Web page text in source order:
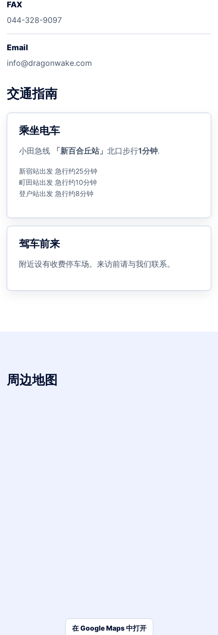
FAX
044-328-9097
Email
info@dragonwake.com
交通指南
乘坐电车
小田急线 「新百合丘站」 北口步行1分钟.
新宿站出发 急行约25分钟
町田站出发 急行约10分钟
登户站出发 急行约8分钟
驾车前来
附近设有收费停车场。来访前请与我们联系。
周边地图
在 Google Maps 中打开